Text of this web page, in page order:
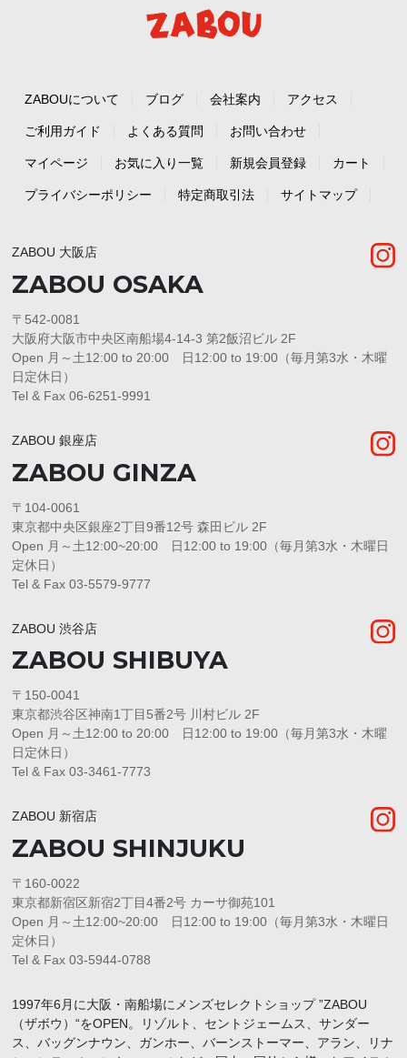
ZABOUについて ブログ 会社案内 アクセス
ご利用ガイド よくある質問 お問い合わせ
マイページ お気に入り一覧 新規会員登録 カート
プライバシーポリシー 特定商取引法 サイトマップ
ZABOU 大阪店
ZABOU OSAKA
〒542-0081
大阪府大阪市中央区南船場4-14-3 第2飯沼ビル 2F
Open 月～土12:00 to 20:00 日12:00 to 19:00（毎月第3水・木曜
日定休日）
Tel & Fax 06-6251-9991
ZABOU 銀座店
ZABOU GINZA
〒104-0061
東京都中央区銀座2丁目9番12号 森田ビル 2F
Open 月～土12:00~20:00 日12:00 to 19:00（毎月第3水・木曜日
定休日）
Tel & Fax 03-5579-9777
ZABOU 渋谷店
ZABOU SHIBUYA
〒150-0041
東京都渋谷区神南1丁目5番2号 川村ビル 2F
Open 月～土12:00 to 20:00 日12:00 to 19:00（毎月第3水・木曜
日定休日）
Tel & Fax 03-3461-7773
ZABOU 新宿店
ZABOU SHINJUKU
〒160-0022
東京都新宿区新宿2丁目4番2号 カーサ御苑101
Open 月～土12:00~20:00 日12:00 to 19:00（毎月第3水・木曜日
定休日）
Tel & Fax 03-5944-0788
1997年6月に大阪・南船場にメンズセレクトショップ ”ZABOU
（ザボウ）“をOPEN。リゾルト、セントジェームス、サンダー
ス、バッグンナウン、ガンホー、バーンストーマー、アラン、リナ